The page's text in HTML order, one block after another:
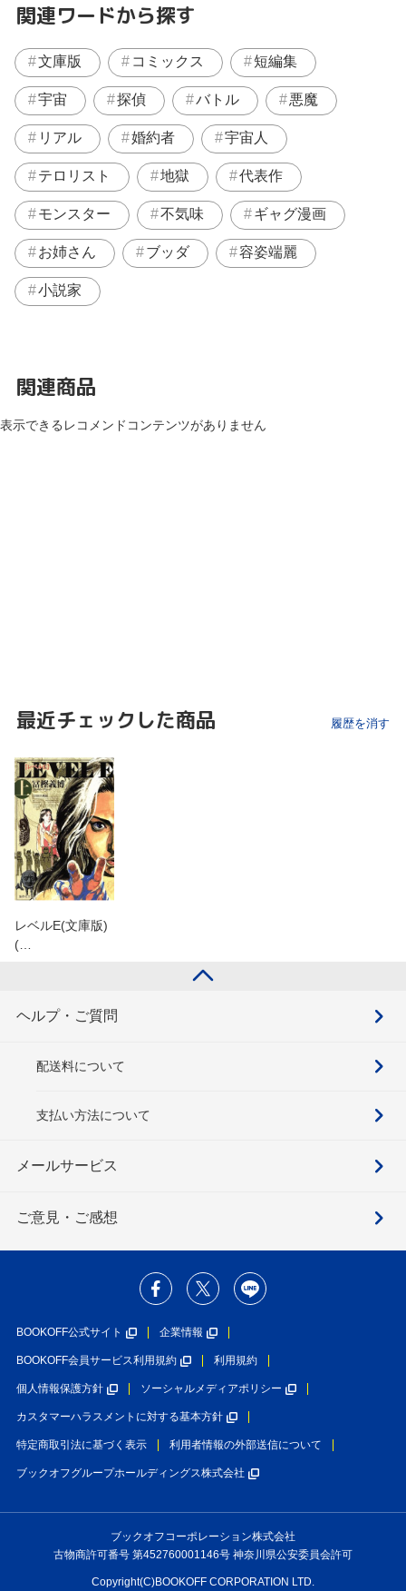
関連ワードから探す
文庫版 コミックス 短編集
宇宙 探偵 バトル 悪魔
リアル 婚約者 宇宙人
テロリスト 地獄 代表作
モンスター 不気味 ギャグ漫画
お姉さん ブッダ 容姿端麗
小説家
関連商品
表示できるレコメンドコンテンツがありません
最近チェックした商品 履歴を消す
レベルE(文庫版)
(…
ヘルプ・ご質問
配送料について
支払い方法について
メールサービス
ご意見・ご感想
BOOKOFF公式サイト 企業情報
BOOKOFF会員サービス利用規約 利用規約
個人情報保護方針 ソーシャルメディアポリシー
カスタマーハラスメントに対する基本方針
特定商取引法に基づく表示 利用者情報の外部送信について
ブックオフグループホールディングス株式会社
ブックオフコーポレーション株式会社
古物商許可番号 第452760001146号 神奈川県公安委員会許可
Copyright(C)BOOKOFF CORPORATION LTD.